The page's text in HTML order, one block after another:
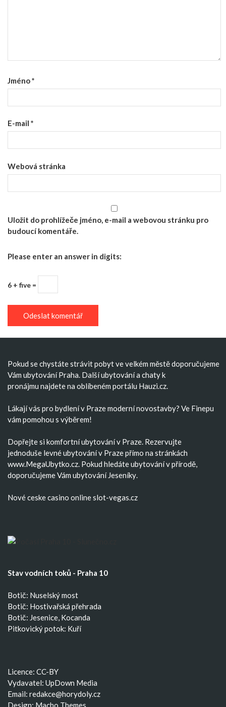
Jméno*
E-mail *
Webová stránka
Uložit do prohlížeče jméno, e-mail a webovou stránku pro
budoucí komentáře.
Please enter an answer in digits:
6 + five =
Pokud se chystáte strávit pobyt ve velkém městě doporučujeme
Vám ubytování Praha. Dalšíubytovánía chaty k
pronájmu najdete na oblíbeném portálu Hauzi.cz.
Lákají vás pro bydlení v Praze modernínovostavby? Ve Finepu
vám pomohou s výběrem!
Dopřejte si komfortníubytování v Praze. Rezervujte
jednoduše levné ubytování v Prazepřímo na stránkách
www.MegaUbytko.cz. Pokud hledáte ubytování v přírodě,
doporučujeme Vám ubytování Jeseníky.
Nové ceske casino online slot-vegas.cz
Stav vodních toků - Praha 10
Botič: Nuselský most
Botič: Hostivařská přehrada
Botič: Jesenice, Kocanda
Pitkovický potok: Kuří
Licence: CC-BY
Vydavatel: UpDown Media
Email: redakce@horydoly.cz
Design: Macho Themes